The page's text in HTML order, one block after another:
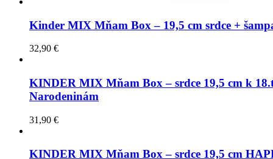
Kinder MIX Mňam Box – 19,5 cm srdce +
32,90 €
KINDER MIX Mňam Box – srdce 19,5 cm k
Narodeninám
31,90 €
KINDER MIX Mňam Box – srdce 19,5 cm